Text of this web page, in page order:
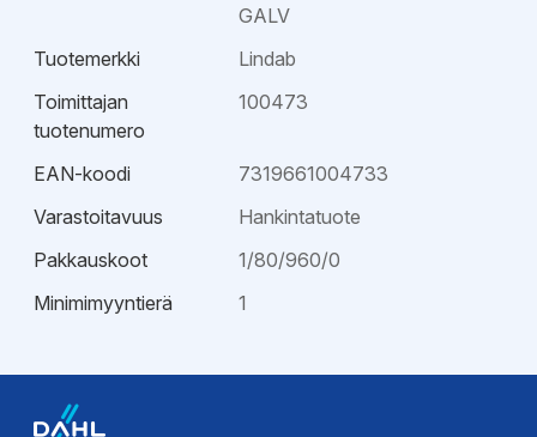
GALV
Tuotemerkki
Lindab
Toimittajan
tuotenumero
100473
EAN-koodi
7319661004733
Varastoitavuus
Hankintatuote
Pakkauskoot
1/80/960/0
Minimimyyntierä
1
Tekninen esite